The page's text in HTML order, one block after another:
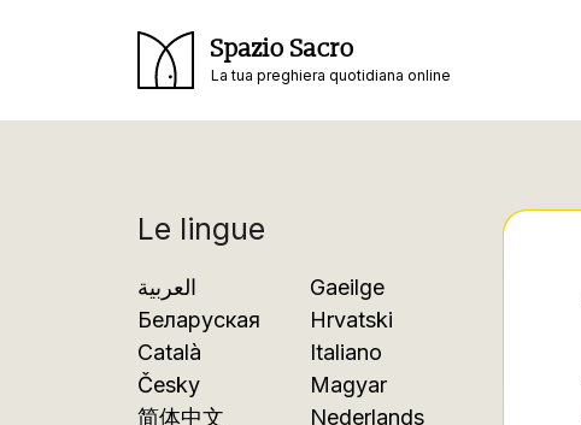
Spazio Sacro
La tua preghiera quotidiana online
Le lingue
العربية
Беларуская
Català
Česky
简体中文
Gaeilge
Hrvatski
Italiano
Magyar
Nederlands